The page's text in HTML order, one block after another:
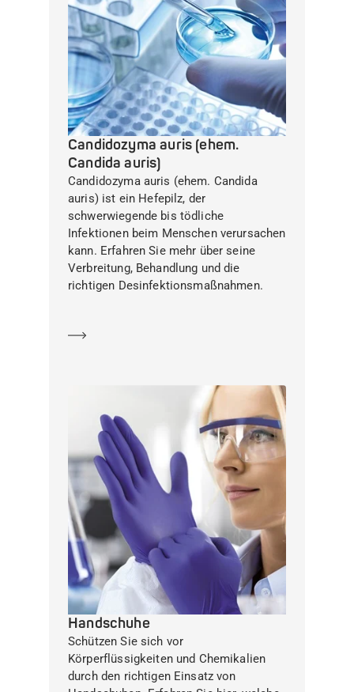
Candidozyma auris (ehem.
Candida auris)
Candidozyma auris (ehem. Candida
auris) ist ein Hefepilz, der
schwerwiegende bis tödliche
Infektionen beim Menschen verursachen
kann. Erfahren Sie mehr über seine
Verbreitung, Behandlung und die
richtigen Desinfektionsmaßnahmen.
Handschuhe
Schützen Sie sich vor
Körperflüssigkeiten und Chemikalien
durch den richtigen Einsatz von